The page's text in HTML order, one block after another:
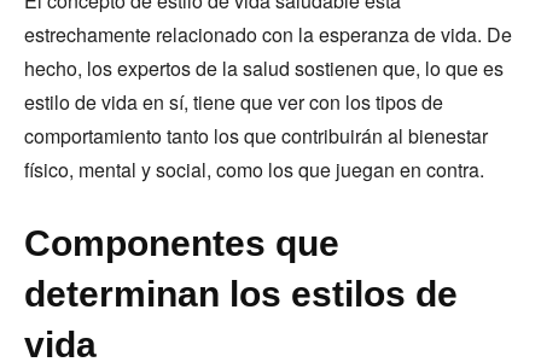
estrechamente relacionado con la esperanza de vida. De
hecho, los expertos de la salud sostienen que, lo que es
estilo de vida en sí, tiene que ver con los tipos de
comportamiento tanto los que contribuirán al bienestar
físico, mental y social, como los que juegan en contra.
Componentes que
determinan los estilos de
vida